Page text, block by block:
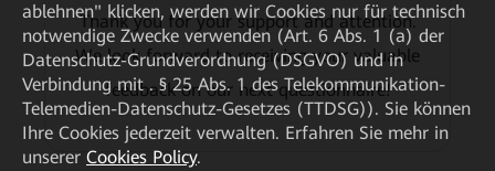
Thank you for your support and attention.
We look forward to receiving your valuable
feedback on our next questionnaire!
ablehnen" klicken, werden wir Cookies nur für technisch
notwendige Zwecke verwenden (Art. 6 Abs. 1 (a) der
Datenschutz-Grundverordnung (DSGVO) und in
Verbindung mit . § 25 Abs. 1 des Telekommunikation-
Telemedien-Datenschutz-Gesetzes (TTDSG)). Sie können
Ihre Cookies jederzeit verwalten. Erfahren Sie mehr in
unserer Cookies Policy.